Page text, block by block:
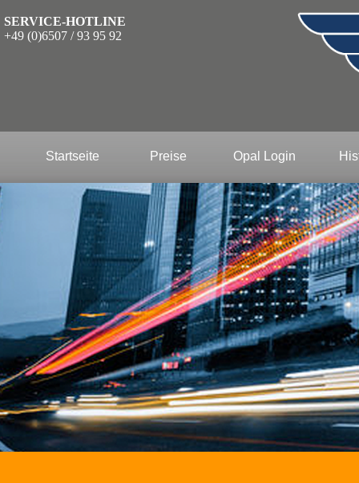
SERVICE-HOTLINE
+49 (0)6507 / 93 95 92
Startseite Preise Opal Login